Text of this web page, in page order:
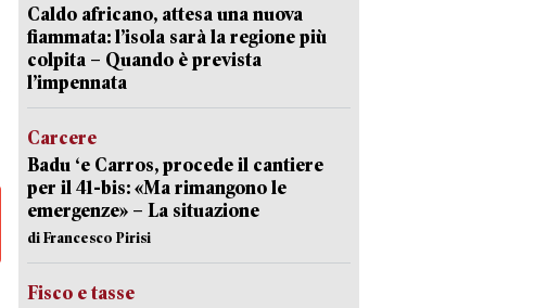
Caldo africano, attesa una nuova
fiammata: l’isola sarà la regione più
colpita – Quando è prevista
l’impennata
Carcere
Badu ‘e Carros, procede il cantiere
per il 41-bis: «Ma rimangono le
emergenze» – La situazione
di Francesco Pirisi
Fisco e tasse